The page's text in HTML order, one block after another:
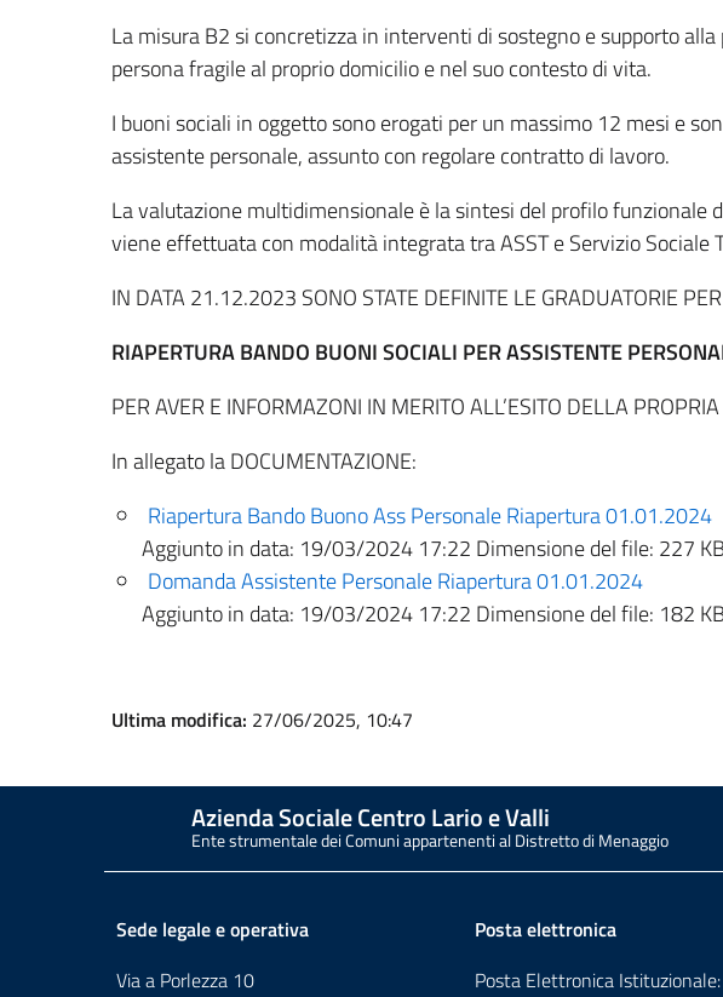
La misura B2 si concretizza in interventi di sostegno e supporto
persona fragile al proprio domicilio e nel suo contesto di vita.
I buoni sociali in oggetto sono erogati per un massimo 12 mesi e
assistente personale, assunto con regolare contratto di lavoro.
La valutazione multidimensionale è la sintesi del profilo
viene effettuata con modalità integrata tra ASST e Servizio
IN DATA 21.12.2023 SONO STATE DEFINITE LE GRADUATORIE
RIAPERTURABANDO BUONI SOCIALI PER ASSISTENTE
PER AVER E INFORMAZONI IN MERITO ALL’ESITO DELLA
In allegato la DOCUMENTAZIONE:
Riapertura Bando Buono Ass Personale Riapertura 01.01.2024
Aggiunto in data: 19/03/2024 17:22 Dimensione del file: 227 KB
Domanda Assistente Personale Riapertura 01.01.2024
Aggiunto in data: 19/03/2024 17:22 Dimensione del file: 182 KB
Ultima modifica: 27/06/2025, 10:47
Azienda Sociale Centro Lario e Valli
Ente strumentale dei Comuni appartenenti al Distretto di Menaggio
Sede legale e operativa
Via a Porlezza 10
Posta elettronica
Posta Elettronica Istituzionale: